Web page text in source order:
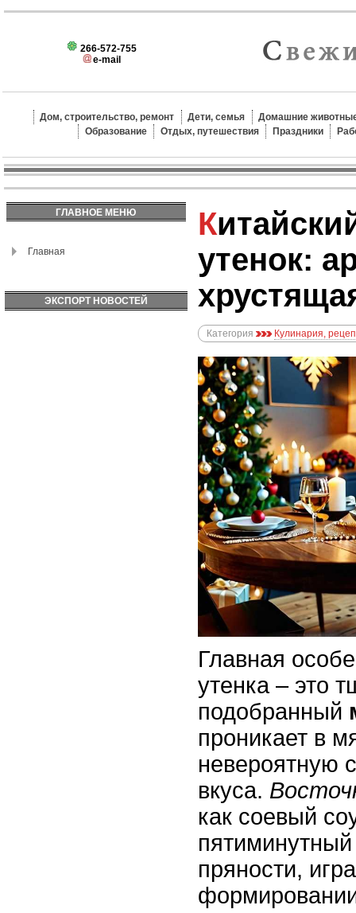
266-572-755
e-mail
Дом, строительство, ремонт Дети, семья
Домашние
Образование
Отдых, путешествия Праздники
ГЛАВНОЕ МЕНЮ
Главная
ЭКСПОРТ НОВОСТЕЙ
Китайский жареный
утенок:
Категория Кулинария,
Главная
утенка – это
подобранный
проникает в
невероятную
вкуса.
как соевый
пряности,